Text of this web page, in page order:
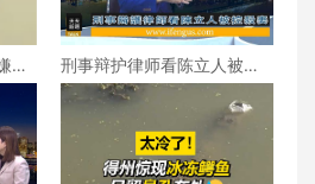
杀
步
刑事辩护律师看陈立人被控
杀妻（下）